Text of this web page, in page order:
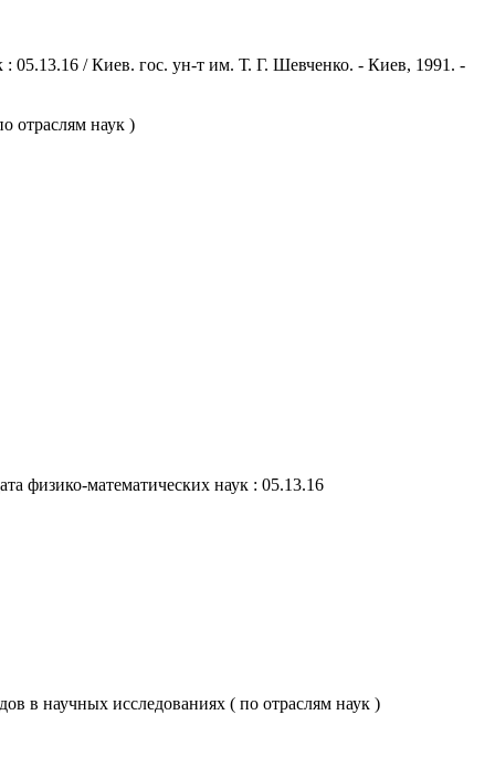
: 05.13.16 / Киев. гос. ун-т им. Т. Г. Шевченко. - Киев, 1991. -
отраслям наук )
физико-математических наук : 05.13.16
в научных исследованиях ( по отраслям наук )